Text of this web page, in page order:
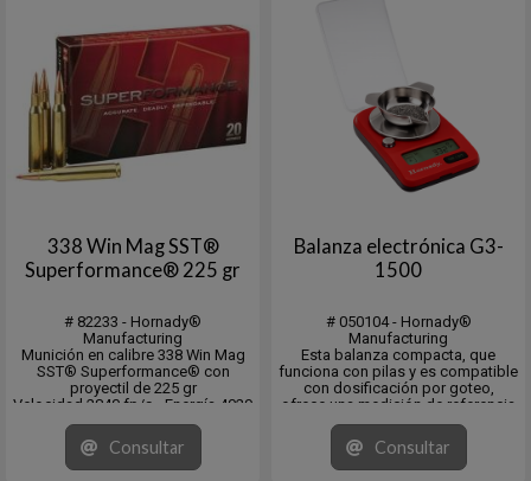
338 Win Mag SST®
Superformance® 225 gr
# 82233 - Hornady®
Manufacturing
Munición en calibre 338 Win Mag
SST® Superformance® con
proyectil de 225 gr
Velocidad 2840 fp/s - Energía 4029
fps/lb
DS: .281 - CB: .515 (G1)
Large Game 300-1500 lbs
Dangerous Game
Consultar
Balanza electrónica G3-
1500
# 050104 - Hornady®
Manufacturing
Esta balanza compacta, que
funciona con pilas y es compatible
con dosificación por goteo,
ofrece una medición de referencia
máxima de 1500 granos.
A diferencia de otras balanzas del
mercado,
cuenta con una celda de carga de
Consultar